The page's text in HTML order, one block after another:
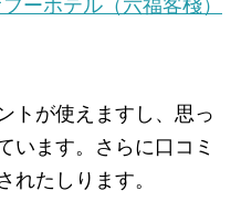
ーホテル（六福客棧）
トが使えますし、思っ
います。さらに口コミ
れたしります。